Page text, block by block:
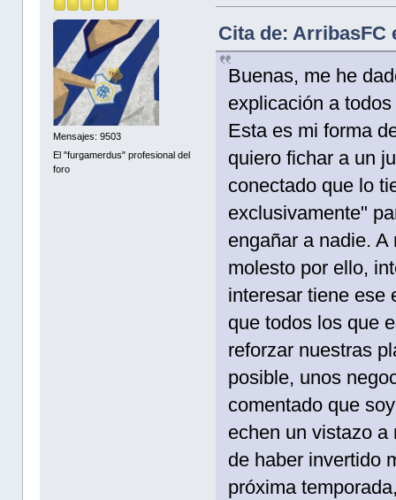
Mensajes: 9503
El "furgamerdus" profesional del
foro
Cita de: ArribasFC
Buenas, me he
explicación a
Esta es mi forma
quiero fichar a un
conectado que lo
exclusivamente"
engañar a nadie.
molesto por ello,
interesar tiene ese
que todos los que
reforzar nuestras
posible, unos
comentado que
echen un vistazo
de haber invertido
próxima